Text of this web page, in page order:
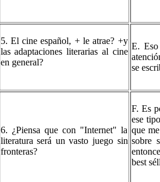
5. El cine español, + le atrae? +y
las adaptaciones literarias al cine
en general?
E.
se
6. ¿Piensa que con "Internet" la
literatura será un vasto juego sin
fronteras?
F. Es
ese
que
sobre
best